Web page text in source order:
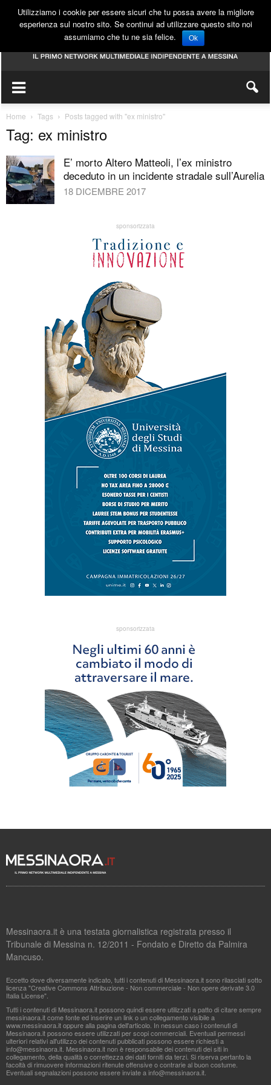
Home Tags Posts tagged with "ex ministro"
Tag: ex ministro
E’ morto Altero Matteoli, l’ex ministro
deceduto in un incidente stradale sull’Aurelia
18 DICEMBRE 2017
sponsorizzata
sponsorizzata
Messinaora.it è una testata giornalistica registrata presso il
Tribunale di Messina n. 12/2011 - Fondato e Diretto da Palmira
Mancuso.
Eccetto dove diversamente indicato, tutti i contenuti di Messinaora.it sono rilasciati sotto
licenza "Creative Commons Attribuzione - Non commerciale - Non opere derivate 3.0
Italia License".
Tutti i contenuti di Messinaora.it possono quindi essere utilizzati a patto di citare sempre
messinaora.it come fonte ed inserire un link o un collegamento visibile a
www.messinaora.it oppure alla pagina dell'articolo. In nessun caso i contenuti di
Messinaora.it possono essere utilizzati per scopi commerciali. Eventuali permessi
ulteriori relativi all'utilizzo dei contenuti pubblicati possono essere richiesti a
info@messinaora.it . Messinaora.it non è responsabile dei contenuti dei siti in
collegamento, della qualità o correttezza dei dati forniti da terzi. Si riserva pertanto la
facoltà di rimuovere informazioni ritenute offensive o contrarie al buon costume.
Eventuali segnalazioni possono essere inviate ainfo@messinaora.it
Utilizziamo i cookie per essere sicuri che tu possa avere la migliore
esperienza sul nostro sito. Se continui ad utilizzare questo sito noi
assumiamo che tu ne sia felice.
Ok